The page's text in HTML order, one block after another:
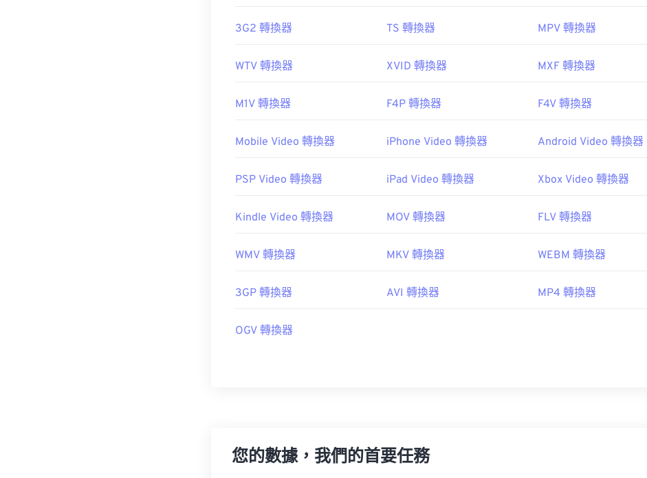
3G2 轉換器 TS 轉換器 MPV 轉換器
WTV 轉換器 XVID 轉換器 MXF 轉換器
M1V 轉換器 F4P 轉換器 F4V 轉換器
Mobile Video 轉換器 iPhone Video 轉換器 Android Video 轉換器
PSP Video 轉換器 iPad Video 轉換器 Xbox Video 轉換器
Kindle Video 轉換器 MOV 轉換器 FLV 轉換器
WMV 轉換器 MKV 轉換器 WEBM 轉換器
3GP 轉換器 AVI 轉換器 MP4 轉換器
OGV 轉換器
您的數據，我們的首要任務